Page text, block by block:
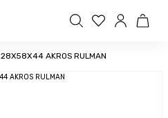
28X58X44 AKROS RULMAN